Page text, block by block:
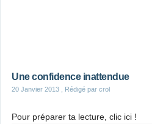
Une confidence inattendue
20 Janvier 2013 , Rédigé par crol
Pour préparer ta lecture, clic ici !